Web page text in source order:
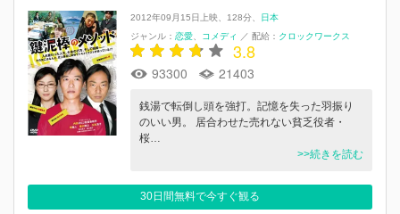
2012年09月15日上映 128分
日本
ジャンル： 恋愛 コメディ ／ 配給： クロックワークス
3.8
93300 21403
銭湯で転倒し頭を強打。記憶を失った羽振り
のいい男。 居合わせた売れない貧乏役者・
桜…
>>続きを読む
30日間無料で今すぐ観る